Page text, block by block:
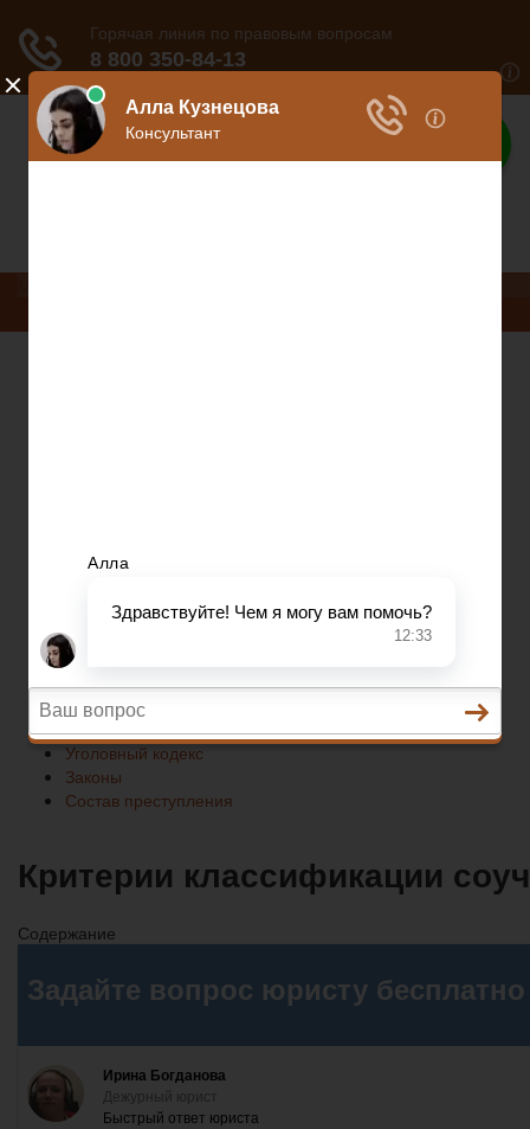
Ваше право
Законы
Состав преступления
Право на защиту
Гражданский кодекс
Освобождение
Уголовный кодекс
Законы
Состав преступления
Критерии классификации
Содержание